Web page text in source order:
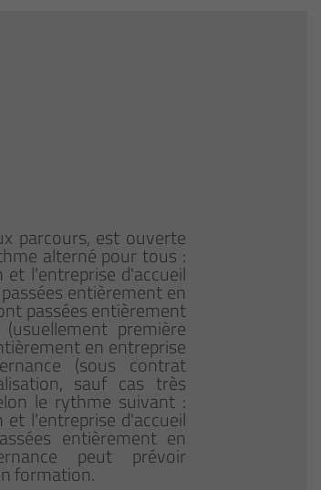
parcours, est ouverte
alterné pour tous :
l'entreprise d'accueil
entièrement en
passées entièrement
première
en entreprise
(sous contrat
sauf cas très
le rythme suivant :
l'entreprise d'accueil
entièrement en
peut prévoir
formation.